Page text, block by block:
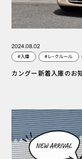
2024.08.02
#入庫 #レ・クルール
カングー新着入庫のお